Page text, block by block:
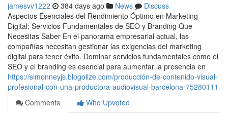
jamesvv1222 384 days ago News
Discuss
Aspectos Esenciales del Rendimiento Óptimo en Marketing
Digital: Servicios Fundamentales de SEO y Branding Que
Necesitas Saber En el panorama empresarial actual, las
compañías necesitan gestionar las exigencias del marketing
digital para tener éxito. Dominar servicios fundamentales como el
SEO y el branding es esencial para aumentar la presencia en
https://simonneyjs.blogolize.com/producción-de-contenido-visual-
profesional-con-una-productora-audiovisual-barcelona-75280111
Comments
Who Upvoted